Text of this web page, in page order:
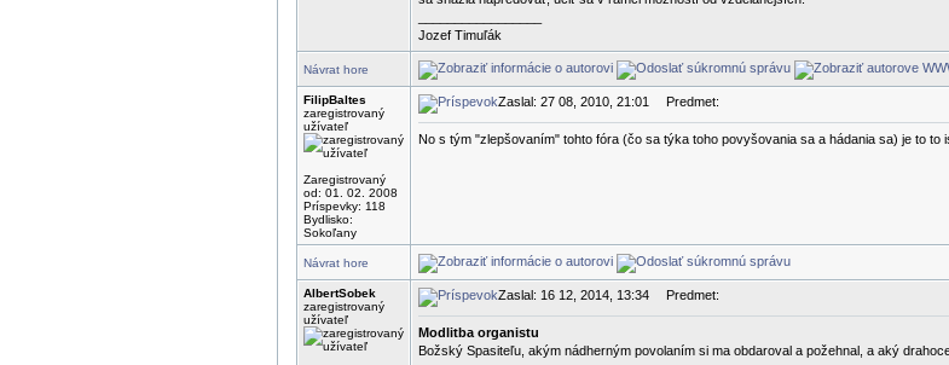
Jozef Timuľák
Návrat hore
FilipBaltes
zaregistrovaný
užívateľ
Zaregistrovaný
od: 01. 02. 2008
Príspevky: 118
Bydlisko:
Sokoľany
Zaslal: 27 08, 2010, 21:01 Predmet:
No s tým "zlepšovaním" tohto fóra (čo sa týka toho povyšovania sa a hádania sa) je to to
Návrat hore
AlbertSobek
zaregistrovaný
užívateľ
Zaslal: 16 12, 2014, 13:34 Predmet:
Modlitba organistu
Božský Spasiteľu, akým nádherným povolaním si ma obdaroval a požehnal, a aký